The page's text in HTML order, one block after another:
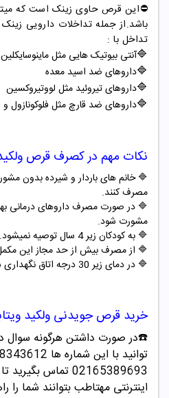
⛔️این قرص حاوی زینک است که
باشد.از جمله تداخلات دارویی
تداخل با :
🔷آنتی بیوتیک هایی مثل
🔷داروهای ضد اسید معده
🔷داروهای تیروئید مثل لووتیروکسین
🔷داروهای ضد قارچ مثل فلوکونازول و
نکات مهم در کصرف قرص
🔷 خانم های باردار و شیرده بدون
مصرف کنند.
🔷 در صورت مصرف داروهای درمانی
مشورت شود.
🔷 به کودکان زیر 4 سال توصیه نمیشود.
🔷 از مصرف بیش از حد مجاز این
🔷 در دمای زیر 30 درجه اتاق نگهداری شود
خرید قرص جویدنی ولکید
☎️در صورت داشتن هرگونه سوال
02165389693تماس بگیرید
اینترنتی مهتاطب بتوانند شما را